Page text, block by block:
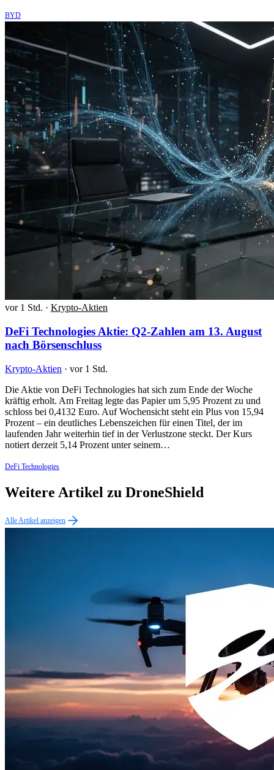
BYD
vor 1 Std. · Krypto-Aktien
DeFi Technologies Aktie: Q2-Zahlen am 13. August
nach Börsenschluss
Krypto-Aktien · vor 1 Std.
Die Aktie von DeFi Technologies hat sich zum Ende der Woche
kräftig erholt. Am Freitag legte das Papier um 5,95 Prozent zu und
schloss bei 0,4132 Euro. Auf Wochensicht steht ein Plus von 15,94
Prozent – ein deutliches Lebenszeichen für einen Titel, der im
laufenden Jahr weiterhin tief in der Verlustzone steckt. Der Kurs
notiert derzeit 5,14 Prozent unter seinem…
DeFi Technologies
Weitere Artikel zu DroneShield
Alle Artikel anzeigen